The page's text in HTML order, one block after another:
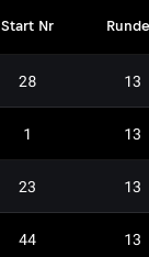
Start Nr
28 13
1 13
23 13
44 13